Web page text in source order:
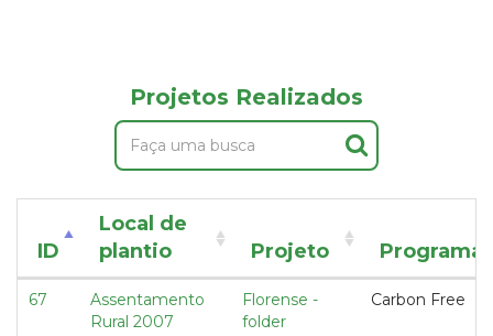
Projetos Realizados
ID
Local de
plantio
Projeto Programa
67
Assentamento
Rural 2007
Florense -
folder
Carbon Free